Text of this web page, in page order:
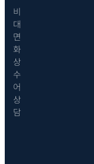
비
대
면
화
상
수
어
상
담